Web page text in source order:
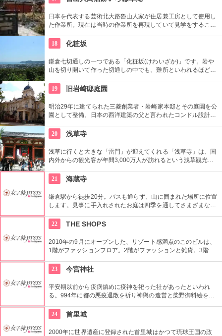
日本を代表する芸術北大路魯山人家が住居兼工房として使用し
た作業所。現在は当時の作業所を再現していて見学をすること
ます。
18 化粧坂
鎌倉七切通しの一つである「化粧坂(けわいざか)」です。岩や
山を切り開いて作った切通しの中でも、難所といわれるほど化
で、ヒールやブーツは厳禁です！頂上の源氏山公園にシートを
ひいてお弁当を食べるのもお勧めです。
19 旧岩崎邸庭園
明治29年に建てられた三菱創業者・岩崎家本邸とその庭園を公
園として整備。日本の西洋建築の父と言われたコンドル設計の
文化財にもなっている。
20 浅草寺
浅草に行くと大きな「雷門」が迎えてくれる「浅草寺」は、国
内外からの観光客が年間3,000万人が訪れるという浅草観光一
都内最古の名刹です。
21 海蔵寺
鎌倉駅から徒歩20分。バスも通らず、山に囲まれた場所に位置
します。見事に手入れされたお庭は四季を通してさまざまな花
「底脱(そこぬけ)ノ井」があります。
22 THE SHOPS
2010年の9月にオープンした、リゾート感満点のこのビルは、
1階がファッションフロア。2階がファッションと雑貨。3階が
ルメフロアと女性にとても嬉しい複合ビル。綺麗になれて、オ
シャレができて、お腹も満たせる嬉しいテナントばかりのオス
スメのビルです。
23 今宮神社
平安期以前から疫病鎮めに疫神を祀った社があったといわれ
る。994年に都の悪疫退散を祈り神輿の造営と柴野御料絵をし
神社として、良縁開運「玉の輿」のご利益を願う人で賑う。
24 首里城
2000年に世界遺産に登録された首里城はかつて琉球王国の政